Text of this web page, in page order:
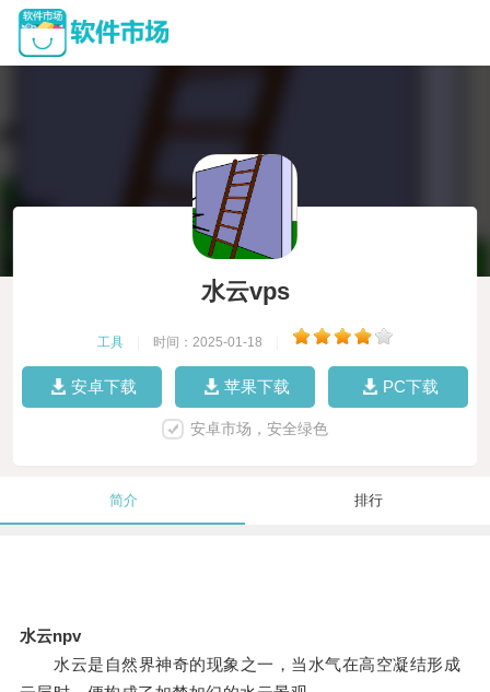
水云vps
工具 时间：2025-01-18
安卓下载 苹果下载 PC下载
安卓市场，安全绿色
简介 排行
水云npv
水云是自然界神奇的现象之一，当水气在高空凝结形成